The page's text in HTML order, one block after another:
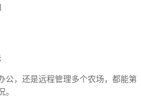
公，还是远程管理多个农场，都能第